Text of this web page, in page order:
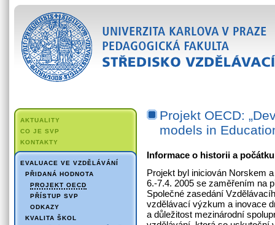
AKTUALITY
CO JE SVP
KONTAKTY
EVALUACE VE VZDĚLÁVÁNÍ
PŘIDANÁ HODNOTA
PROJEKT OECD
PŘÍSTUP SVP
ODKAZY
KVALITA ŠKOL
Projekt OECD:
models in
Informace o historii a
Projekt byl iniciován Norskem
6.-7.4. 2005 se zaměřením na
Společné zasedání
vzdělávací výzkum a inovace
a důležitost mezinárodní